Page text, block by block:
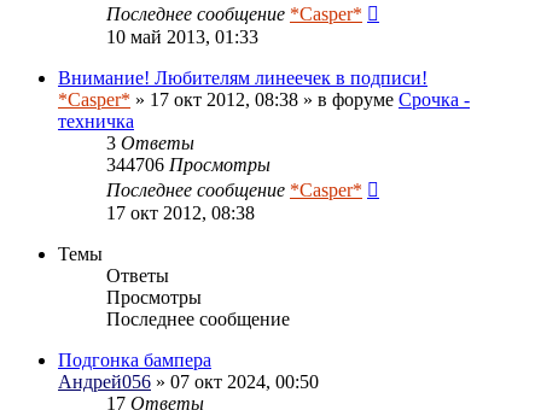
Последнее сообщение *Casper*
10 май 2013, 01:33
Внимание! Любителям линеечек в подписи!
*Casper* » 17 окт 2012, 08:38 » в форуме Срочка -
техничка
3 Ответы
344706 Просмотры
Последнее сообщение *Casper*
17 окт 2012, 08:38
Темы
Ответы
Просмотры
Последнее сообщение
Подгонка бампера
Андрей056 » 07 окт 2024, 00:50
17 Ответы